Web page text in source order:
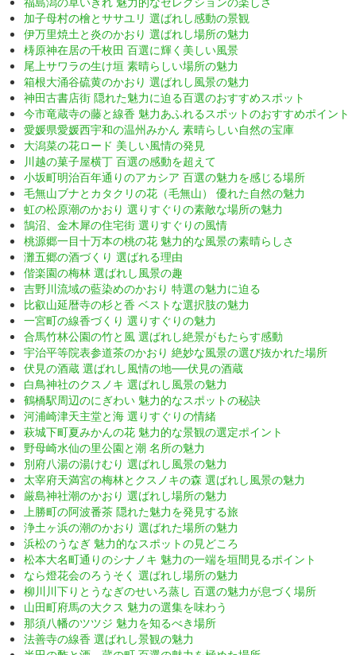
加子母村の檜とササユリ 選ばれし感動の景観
伊万里焼土と炎のかおり 選ばれし場所の魅力
梼原神在居の千枚田 百選に輝く美しい風景
尾上サワラの生け垣 素晴らしい場所の魅力
箱根大涌谷硫黄のかおり 選ばれし風景の魅力
神田古書店街 隠れた魅力に迫る百選のおすすめスポット
今市竜蔵寺の藤と線香 魅力あふれるスポットのおすすめポイント
愛媛県愛媛西宇和の温州みかん 素晴らしい自然の宝庫
大潟菜の花ロード 美しい風情の発見
川越の菓子屋横丁 百選の感動を超えて
小坂町明治百年通りのアカシア 百選の魅力を感じる場所
毛無山ブナとカタクリの花（毛無山） 優れた自然の魅力
虹の松原潮のかおり 選りすぐりの素敵な場所の魅力
鵠沼、金木犀の住宅街 選りすぐりの風情
桃源郷一目十万本の桃の花 魅力的な風景の素晴らしさ
灘五郷の酒づくり 選ばれる理由
偕楽園の梅林 選ばれし風景の趣
吉野川流域の藍染めのかおり 特選の魅力に迫る
比叡山延暦寺の杉と香 ベストな選択肢の魅力
一宮町の線香づくり 選りすぐりの魅力
合馬竹林公園の竹と風 選ばれし絶景がもたらす感動
宇治平等院表参道茶のかおり 絶妙な風景の選び抜かれた場所
伏見の酒蔵 選ばれし風情の地──伏見の酒蔵
白鳥神社のクスノキ 選ばれし風景の魅力
鶴橋駅周辺のにぎわい 魅力的なスポットの秘訣
河浦崎津天主堂と海 選りすぐりの情緒
萩城下町夏みかんの花 魅力的な景観の選定ポイント
野母崎水仙の里公園と潮 名所の魅力
別府八湯の湯けむり 選ばれし風景の魅力
太宰府天満宮の梅林とクスノキの森 選ばれし風景の魅力
厳島神社潮のかおり 選ばれし場所の魅力
上勝町の阿波番茶 隠れた魅力を発見する旅
浄土ヶ浜の潮のかおり 選ばれた場所の魅力
浜松のうなぎ 魅力的なスポットの見どころ
松本大名町通りのシナノキ 魅力の一端を垣間見るポイント
なら燈花会のろうそく 選ばれし場所の魅力
柳川川下りとうなぎのせいろ蒸し 百選の魅力が息づく場所
山田町府馬の大クス 魅力の選集を味わう
那須八幡のツツジ 魅力を知るべき場所
法善寺の線香 選ばれし景観の魅力